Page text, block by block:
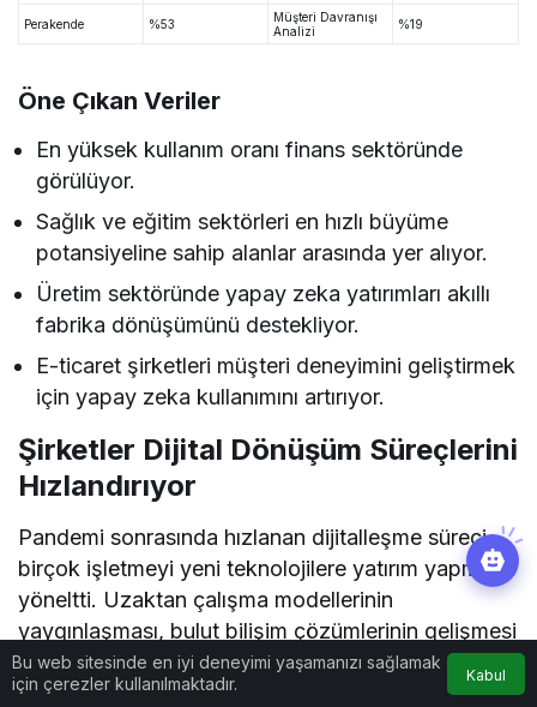
Perakende %53
Müşteri Davranışı
Analizi
%19
Öne Çıkan Veriler
En yüksek kullanım oranı finans sektöründe
görülüyor.
Sağlık ve eğitim sektörleri en hızlı büyüme
potansiyeline sahip alanlar arasında yer alıyor.
Üretim sektöründe yapay zeka yatırımları akıllı
fabrika dönüşümünü destekliyor.
E-ticaret şirketleri müşteri deneyimini geliştirmek
için yapay zeka kullanımını artırıyor.
Şirketler Dijital Dönüşüm Süreçlerini
Hızlandırıyor
Pandemi sonrasında hızlanan dijitalleşme süreci,
birçok işletmeyi yeni teknolojilere yatırım yapmaya
yöneltti. Uzaktan çalışma modellerinin
yaygınlaşması, bulut bilişim çözümlerinin gelişmesi
ve veri odaklı yönetim anlayışının güçlenmesiyle
birlikte yapay zeka projeleri de kurumsal
Bu web sitesinde en iyi deneyimi yaşamanızı sağlamak
için çerezler kullanılmaktadır.
Kabul